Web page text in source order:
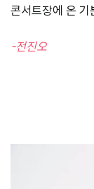
콘서트장에 온 기
-전진오